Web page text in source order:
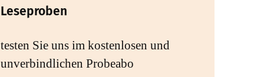
Leseproben
testen Sie uns im kostenlosen und
unverbindlichen Probeabo